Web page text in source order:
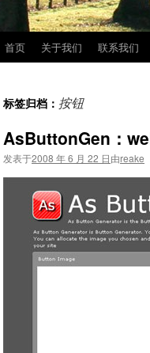
正
首页 关于我们 联系我们
标签归档： 按钮
AsButtonGen：
发表于2008 年 6 月 22 日由reake